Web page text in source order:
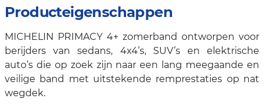
Producteigenschappen
MICHELIN PRIMACY 4+ zomerband ontworpen voor
berijders van sedans, 4x4’s, SUV’s en elektrische
auto’s die op zoek zijn naar een lang meegaande en
veilige band met uitstekende remprestaties op nat
wegdek.